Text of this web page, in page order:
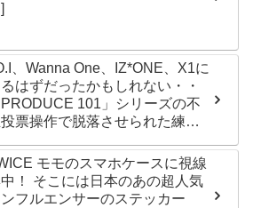
、Wanna One、IZ*ONE、X1に
はずだったかもしれない・・
PRODUCE 101」シリーズの不
票操作で脱落させられた練習
モモのスマホケースに視線
！ そこには日本のあの超人気
フルエンサーのステッカー